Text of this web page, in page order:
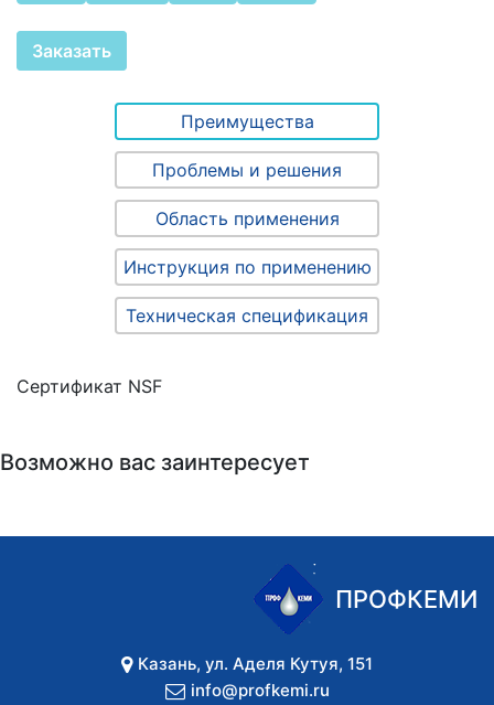
Заказать
Преимущества
Проблемы и решения
Область применения
Инструкция по применению
Техническая спецификация
Сертификат NSF
Возможно вас заинтересует
ПРОФКЕМИ
Казань, ул. Аделя Кутуя, 151
info@profkemi.ru